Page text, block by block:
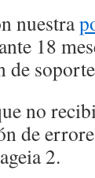
nuestra
18
de
no
de
2.